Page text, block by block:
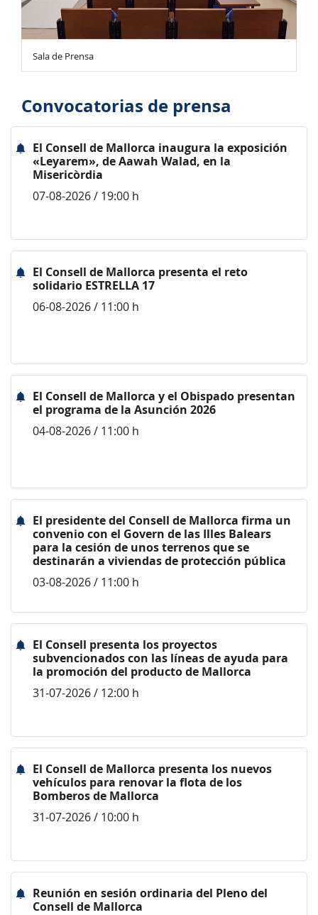
Sala de Prensa
Convocatorias de prensa
El Consell de Mallorca inaugura la exposición
«Leyarem», de Aawah Walad, en la
Misericòrdia
07-08-2026 / 19:00 h
El Consell de Mallorca presenta el reto
solidario ESTRELLA 17
06-08-2026 / 11:00 h
El Consell de Mallorca y el Obispado presentan
el programa de la Asunción 2026
04-08-2026 / 11:00 h
El presidente del Consell de Mallorca firma un
convenio con el Govern de las Illes Balears
para la cesión de unos terrenos que se
destinarán a viviendas de protección pública
03-08-2026 / 11:00 h
El Consell presenta los proyectos
subvencionados con las líneas de ayuda para
la promoción del producto de Mallorca
31-07-2026 / 12:00 h
El Consell de Mallorca presenta los nuevos
vehículos para renovar la flota de los
Bomberos de Mallorca
31-07-2026 / 10:00 h
Reunión en sesión ordinaria del Pleno del
Consell de Mallorca